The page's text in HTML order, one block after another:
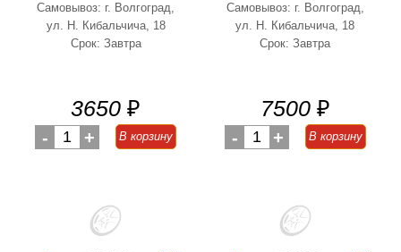
Самовывоз: г. Волгоград,
ул. Н. Кибальчича, 18
Срок: Завтра
3650 ₽
- 1 + В корзину
Самовывоз: г. Волгоград,
ул. Н. Кибальчича, 18
Срок: Завтра
7500 ₽
- 1 + В корзину